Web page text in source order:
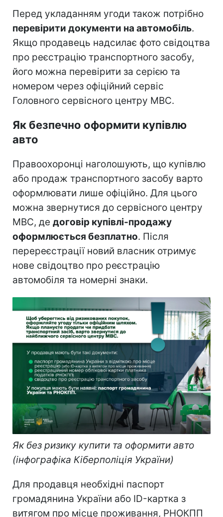
Перед укладанням угоди також потрібно
перевірити документи на автомобіль.
Якщо продавець надсилає фото свідоцтва
про реєстрацію транспортного засобу,
його можна перевірити за серією та
номером через офіційний сервіс
Головного сервісного центру МВС.
Як безпечно оформити купівлю
авто
Правоохоронці наголошують, що купівлю
або продаж транспортного засобу варто
оформлювати лише офіційно. Для цього
можна звернутися до сервісного центру
МВС, де договір купівлі-продажу
оформлюється безплатно. Після
перереєстрації новий власник отримує
нове свідоцтво про реєстрацію
автомобіля та номерні знаки.
Як без ризику купити та оформити авто
(інфографіка Кіберполіція України)
Для продавця необхідні паспорт
громадянина України або ID-картка з
витягом про місце проживання, РНОКПП